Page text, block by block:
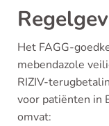
Het FAGG-
mebendazole
RIZIV-
voor patiënten in
omvat: